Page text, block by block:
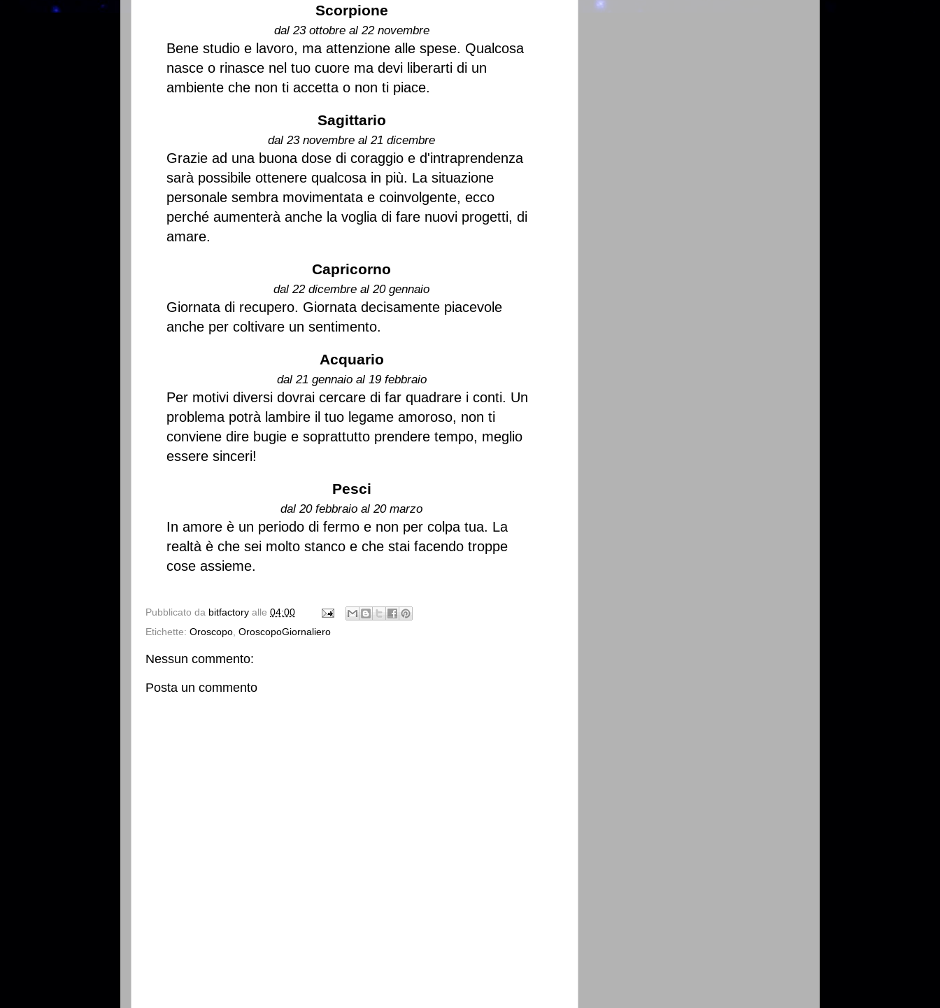
Scorpione
dal 23 ottobre al 22 novembre
Bene studio e lavoro, ma attenzione alle spese. Qualcosa
nasce o rinasce nel tuo cuore ma devi liberarti di un
ambiente che non ti accetta o non ti piace.
Sagittario
dal 23 novembre al 21 dicembre
Grazie ad una buona dose di coraggio e d'intraprendenza
sarà possibile ottenere qualcosa in più. La situazione
personale sembra movimentata e coinvolgente, ecco
perché aumenterà anche la voglia di fare nuovi progetti, di
amare.
Capricorno
dal 22 dicembre al 20 gennaio
Giornata di recupero. Giornata decisamente piacevole
anche per coltivare un sentimento.
Acquario
dal 21 gennaio al 19 febbraio
Per motivi diversi dovrai cercare di far quadrare i conti. Un
problema potrà lambire il tuo legame amoroso, non ti
conviene dire bugie e soprattutto prendere tempo, meglio
essere sinceri!
Pesci
dal 20 febbraio al 20 marzo
In amore è un periodo di fermo e non per colpa tua. La
realtà è che sei molto stanco e che stai facendo troppe
cose assieme.
Pubblicato da bitfactory alle 04:00
Etichette: Oroscopo OroscopoGiornaliero
Nessun commento:
Posta un commento